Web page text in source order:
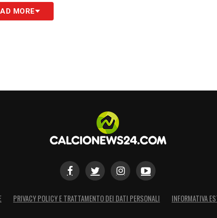
MORE
PRIVACY POLICY E TRATTAMENTO DEI DATI PERSONALI INFORMATIVA